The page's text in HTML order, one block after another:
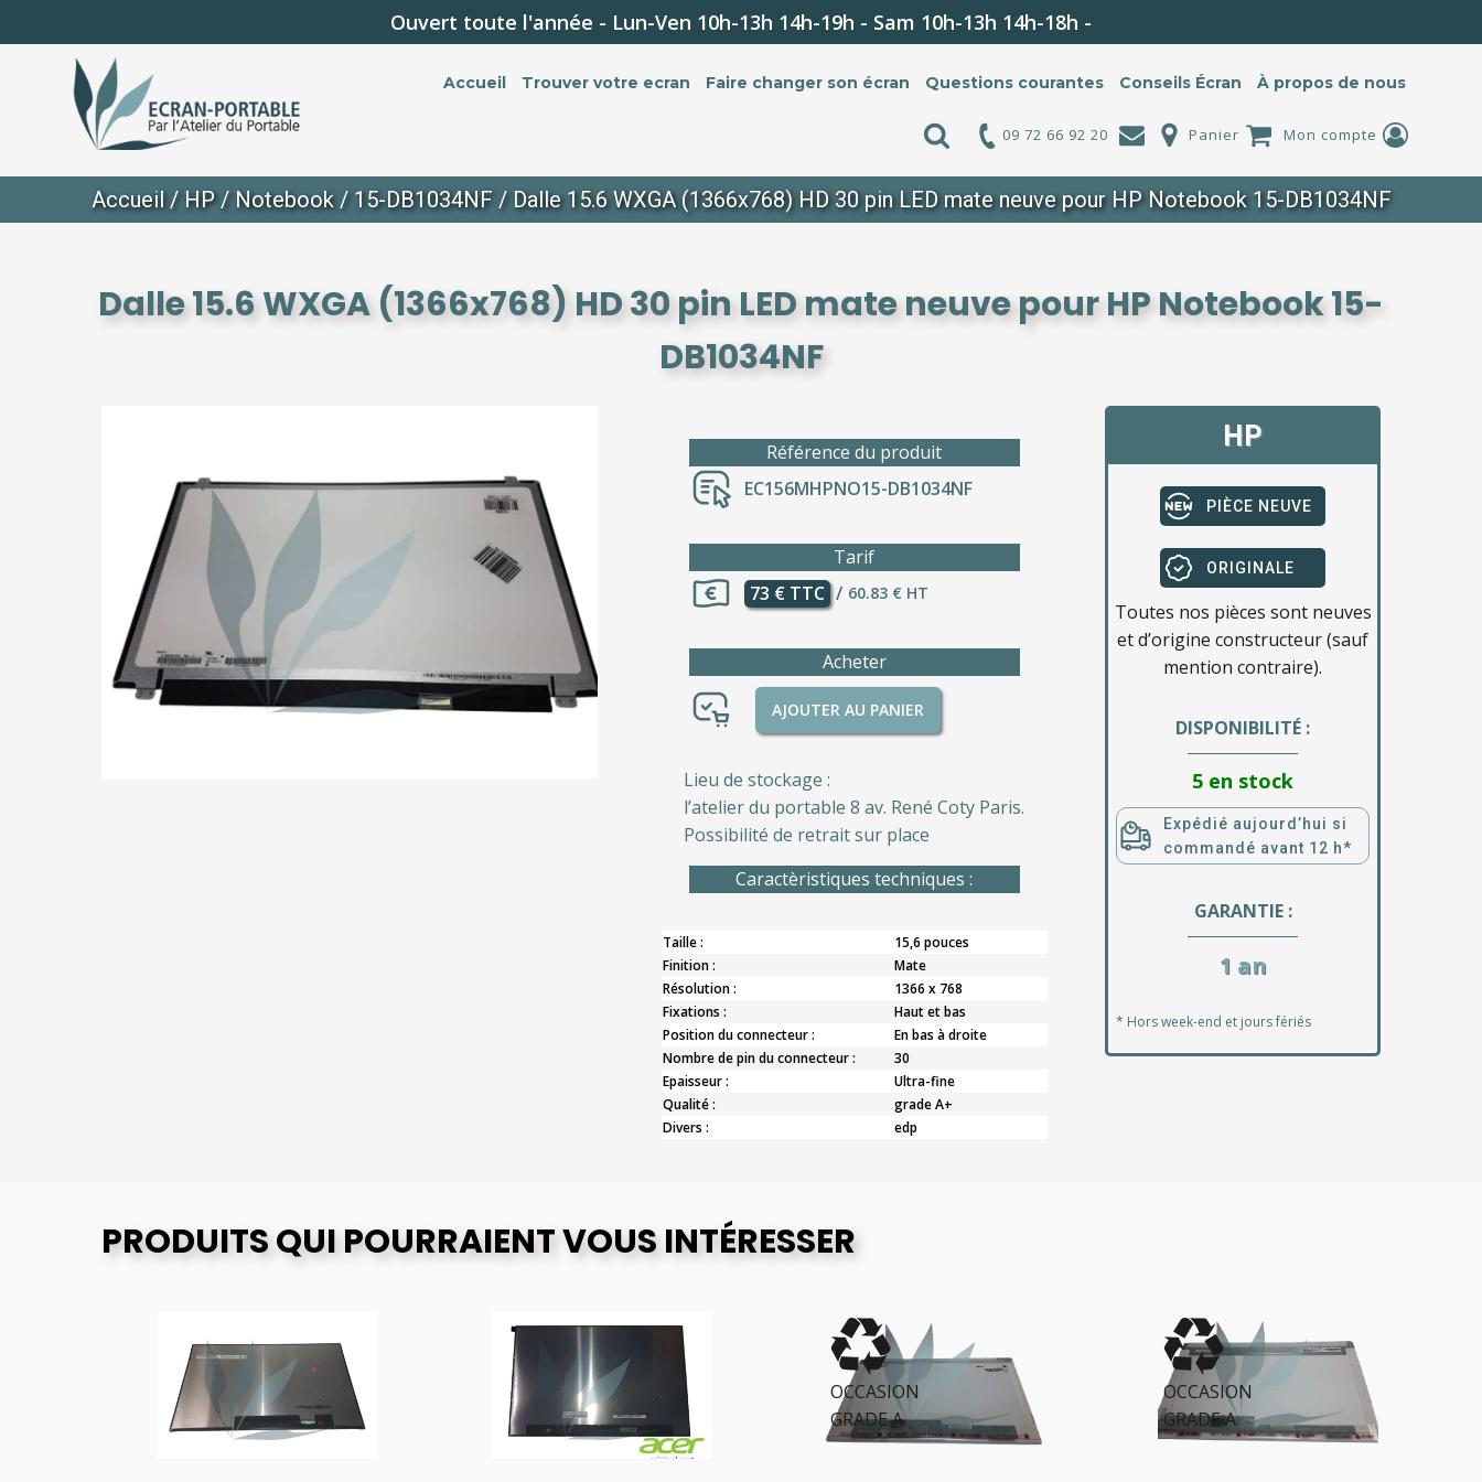
Ouvert toute l'année - Lun-Ven 10h-13h 14h-19h - Sam 10h-13h 14h-18h -
Accueil Trouver votre ecran Faire changer son écran Questions courantes Conseils Écran À propos de nous
09 72 66 92 20 Panier Mon compte
Accueil/ HP/ Notebook/ 15-DB1034NF / Dalle 15.6 WXGA (1366x768) HD 30 pin LED mate neuve pour HP Notebook 15-DB1034NF
Dalle 15.6 WXGA (1366x768) HD 30 pin LED mate neuve pour HP Notebook 15-
DB1034NF
Référence du produit
EC156MHPNO15-DB1034NF
Tarif
73 € TTC / 60.83 € HT
Acheter
AJOUTER AU PANIER
Lieu de stockage :
l’atelier du portable 8 av. René Coty Paris.
Possibilité de retrait sur place
Caractèristiques techniques :
Taille :
15,6 pouces
Finition :
Mate
Résolution :
1366 x 768
Fixations :
Haut et bas
Position du connecteur :
En bas à droite
Nombre de pin du connecteur :
30
Epaisseur :
Ultra-fine
Qualité :
grade A+
Divers :
edp
HP
PIÈCE NEUVE
ORIGINALE
Toutes nos pièces sont neuves
et d’origine constructeur (sauf
mention contraire).
DISPONIBILITÉ :
5 en stock
Expédié aujourd’hui si
commandé avant 12 h*
GARANTIE :
1 an
* Hors week-end et jours fériés
PRODUITS QUI POURRAIENT VOUS INTÉRESSER
OCCASION
GRADE A
OCCASION
GRADE A